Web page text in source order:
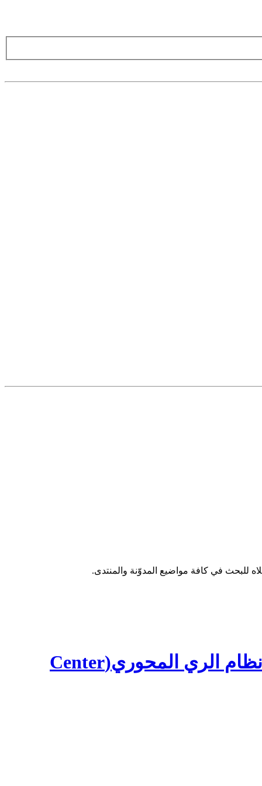
برنامج زراعةوتسميد وإنتاج محصولي القمح والشعير تحت نظام الري المحوري(Center